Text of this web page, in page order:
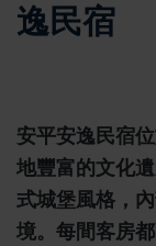
逸民宿
安平安逸民宿
地豐富的文化
式城堡風格，
境。每間客房